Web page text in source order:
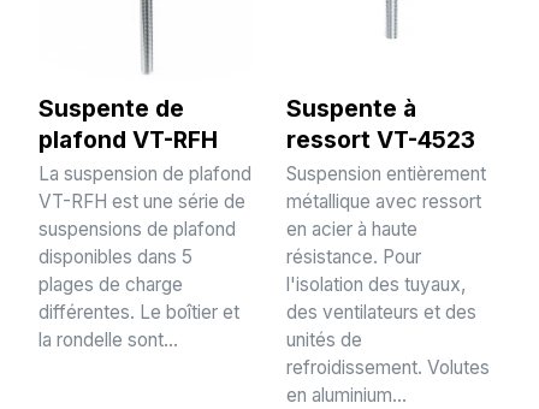
Suspente de
plafond VT-RFH
La suspension de plafond
VT-RFH est une série de
suspensions de plafond
disponibles dans 5
plages de charge
différentes. Le boîtier et
la rondelle sont...
Suspente à
ressort VT-4523
Suspension entièrement
métallique avec ressort
en acier à haute
résistance. Pour
l'isolation des tuyaux,
des ventilateurs et des
unités de
refroidissement. Volutes
en aluminium...